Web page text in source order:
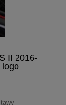
II 2016-
logo